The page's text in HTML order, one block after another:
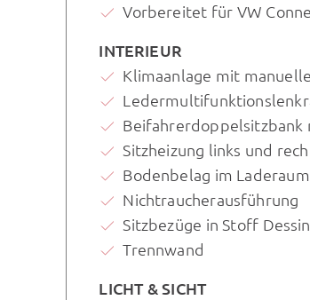
Vorbereitet für VW
INTERIEUR
Klimaanlage mit
Beifahrerdoppelsitzbank
Sitzheizung links und
Bodenbelag im
Nichtraucherausführung
Sitzbezüge in Stoff
Trennwand
LICHT & SICHT